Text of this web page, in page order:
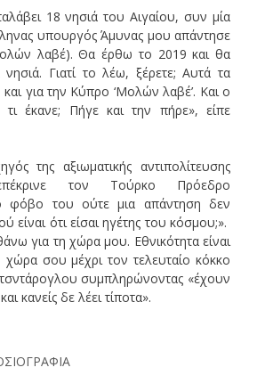
18 νησιά του Αιγαίου, συν μία
υπουργός Άμυνας μου απάντησε
λαβέ). Θα έρθω το 2019 και θα
Γιατί το λέω, ξέρετε; Αυτά τα
για την Κύπρο ‘Μολών λαβέ’. Και ο
τι έκανε; Πήγε και την πήρε», είπε
της αξιωματικής αντιπολίτευσης
τον Τούρκο Πρόεδρο
φόβο του ούτε μια απάντηση δεν
είναι ότι είσαι ηγέτης του κόσμου;».
για τη χώρα μου. Εθνικότητα είναι
χώρα σου μέχρι τον τελευταίο κόκκο
συμπληρώνοντας «έχουν
κανείς δε λέει τίποτα».